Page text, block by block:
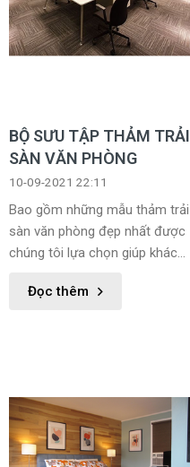
BỘ SƯU TẬP THẢM TRẢI
SÀN VĂN PHÒNG
10-09-2021 22:11
Bao gồm những mẫu thảm trải
sàn văn phòng đẹp nhất được
chúng tôi lựa chọn giúp khách
sản phẩm phù hợp với mình
Đọc thêm